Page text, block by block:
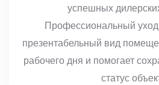
успешных
Профессиональный
презентабельный вид
рабочего дня и помогает
статус